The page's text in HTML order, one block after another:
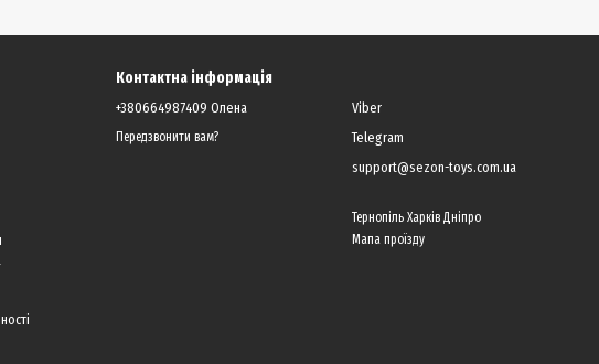
Контактна інформація
+380664987409 Олена
Передзвонити вам?
Viber
Telegram
support@sezon-toys.com.ua
Тернопіль Харків Дніпро
Мапа проїзду